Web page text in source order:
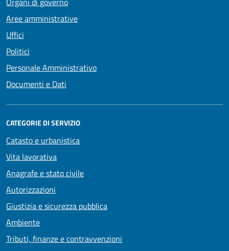
Aree amministrative
Uffici
Politici
Personale Amministrativo
Documenti e Dati
CATEGORIE DI SERVIZIO
Catasto e urbanistica
Vita lavorativa
Anagrafe e stato civile
Autorizzazioni
Giustizia e sicurezza pubblica
Ambiente
Tributi, finanze e contravvenzioni